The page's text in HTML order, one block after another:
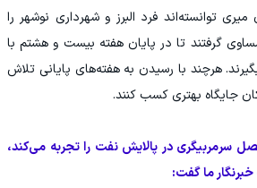
توانسته‌اند فرد البرز و شهرداری نوشهر را
گرفتند تا در پایان هفته بیست و هشتم با
بگیرند. هرچند با رسیدن به هفته‌های پایانی تلاش
جایگاه بهتری کسب کنند.
سرمربیگری در پالایش نفت را تجربه می‌کند،
خبرنگار ما گفت: